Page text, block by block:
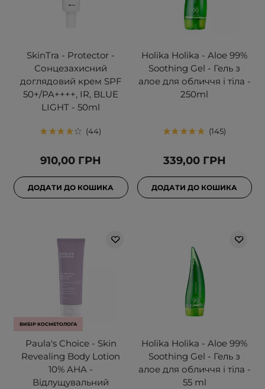
SkinTra - Protector -
Сонцезахисний
доглядовий крем SPF
50+/PA++++, IR, BLUE
LIGHT - 50ml
44
910,00 ГРН
ДОДАТИ ДО КОШИКА
Holika Holika - Aloe 99%
Soothing Gel - Гель з
алое для обличчя і тіла -
250ml
145
339,00 ГРН
ДОДАТИ ДО КОШИКА
ВИБІР КОСМЕТОЛОГА
Paula's Choice - Skin
Revealing Body Lotion
10% AHA -
Відлущувальний
Holika Holika - Aloe 99%
Soothing Gel - Гель з
алое для обличчя і тіла -
55 ml